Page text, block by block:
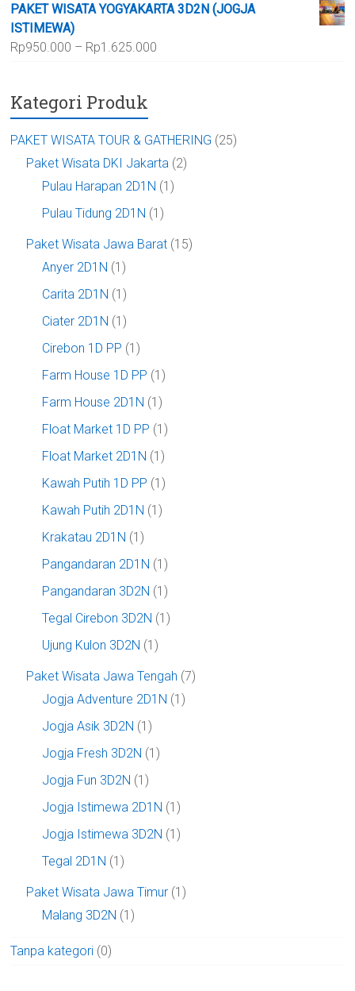
Rp700.000
Rp1.150.000
PAKET WISATA YOGYAKARTA 3D2N (JOGJA
ISTIMEWA)
Rp950.000 – Rp1.625.000
Kategori Produk
PAKET WISATA TOUR & GATHERING (25)
Paket Wisata DKI Jakarta (2)
Pulau Harapan 2D1N (1)
Pulau Tidung 2D1N (1)
Paket Wisata Jawa Barat (15)
Anyer 2D1N (1)
Carita 2D1N (1)
Ciater 2D1N (1)
Cirebon 1D PP (1)
Farm House 1D PP (1)
Farm House 2D1N (1)
Float Market 1D PP (1)
Float Market 2D1N (1)
Kawah Putih 1D PP (1)
Kawah Putih 2D1N (1)
Krakatau 2D1N (1)
Pangandaran 2D1N (1)
Pangandaran 3D2N (1)
Tegal Cirebon 3D2N (1)
Ujung Kulon 3D2N (1)
Paket Wisata Jawa Tengah (7)
Jogja Adventure 2D1N (1)
Jogja Asik 3D2N (1)
Jogja Fresh 3D2N (1)
Jogja Fun 3D2N (1)
Jogja Istimewa 2D1N (1)
Jogja Istimewa 3D2N (1)
Tegal 2D1N (1)
Paket Wisata Jawa Timur (1)
Malang 3D2N (1)
Tanpa kategori (0)